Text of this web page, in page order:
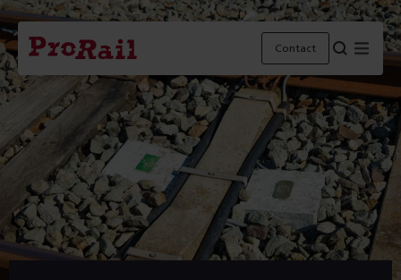
Navigatie
Homepage
ProRail
Contact Menu